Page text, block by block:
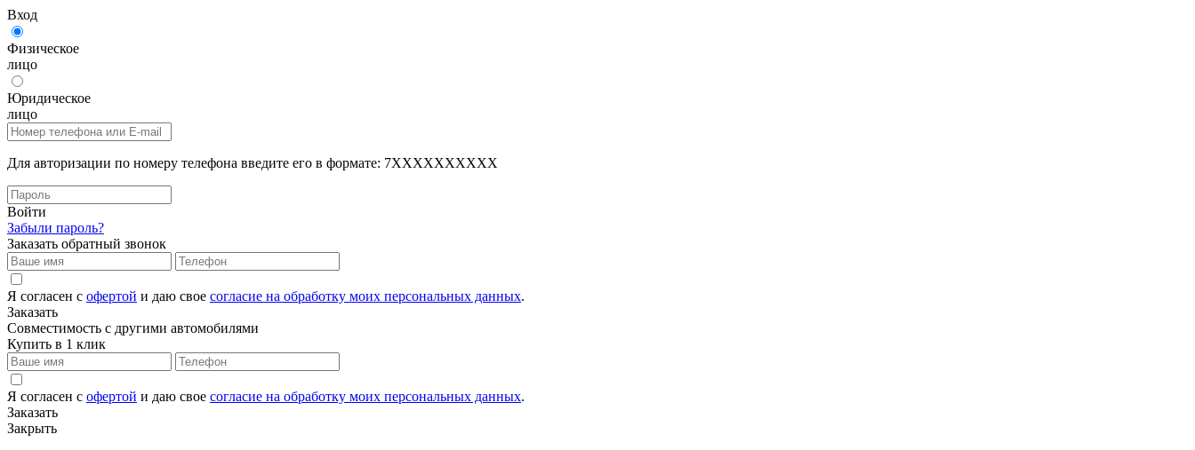
Вход
Физическое
лицо
Юридическое
лицо
Для авторизации по номеру телефона введите его в формате: 7XXXXXXXXXX
Войти
Забыли пароль?
Заказать обратный звонок
Я согласен с офертой и даю свое согласие на обработку моих персональных данных.
Заказать
Совместимость с другими автомобилями
Купить в 1 клик
Я согласен с офертой и даю свое согласие на обработку моих персональных данных.
Заказать
Закрыть